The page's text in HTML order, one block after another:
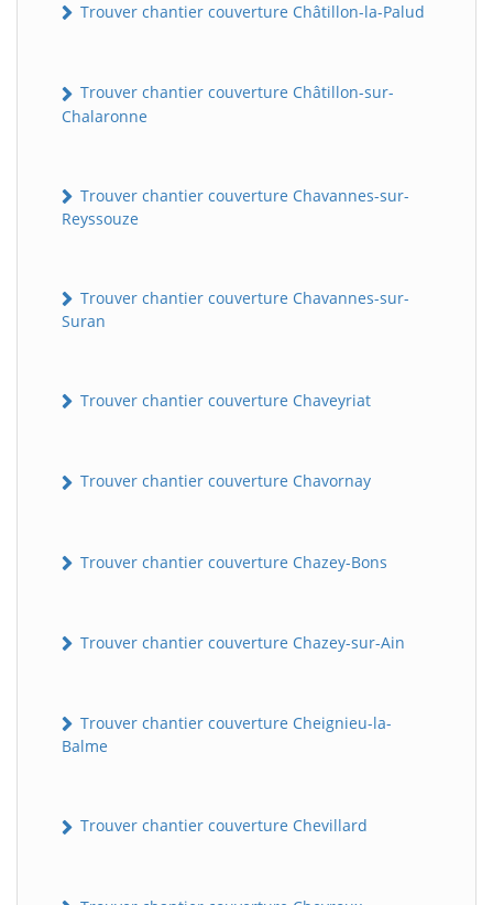
Trouver chantier couverture Châtillon-la-Palud
Trouver chantier couverture Châtillon-sur-
Chalaronne
Trouver chantier couverture Chavannes-sur-
Reyssouze
Trouver chantier couverture Chavannes-sur-
Suran
Trouver chantier couverture Chaveyriat
Trouver chantier couverture Chavornay
Trouver chantier couverture Chazey-Bons
Trouver chantier couverture Chazey-sur-Ain
Trouver chantier couverture Cheignieu-la-
Balme
Trouver chantier couverture Chevillard